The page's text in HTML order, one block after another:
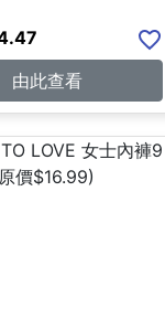
由此查看